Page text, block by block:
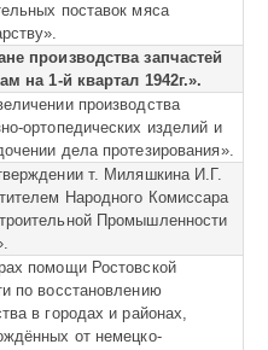
поставок мяса
производства запчастей
на 1-й квартал 1942г.».
производства
ортопедических изделий и
дела протезирования».
т. Миляшкина И.Г.
Народного Комиссара
Промышленности
помощи Ростовской
по восстановлению
в городах и районах,
от немецко-